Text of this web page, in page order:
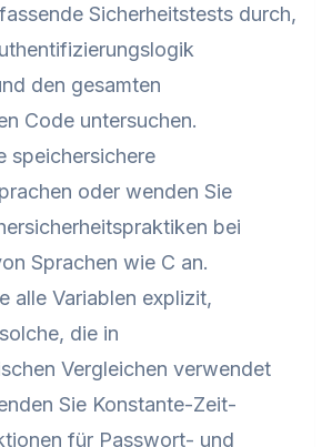
Sicherheitstests durch,
den gesamten
Code untersuchen.
speichersichere
oder wenden Sie
bei
Sprachen wie C an.
alle Variablen explizit,
die in
Vergleichen verwendet
Sie Konstante-Zeit-
für Passwort- und